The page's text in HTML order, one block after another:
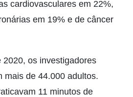
cardiovasculares em 22%,
em 19% e de câncer
2020, os investigadores
mais de 44.000 adultos.
11 minutos de